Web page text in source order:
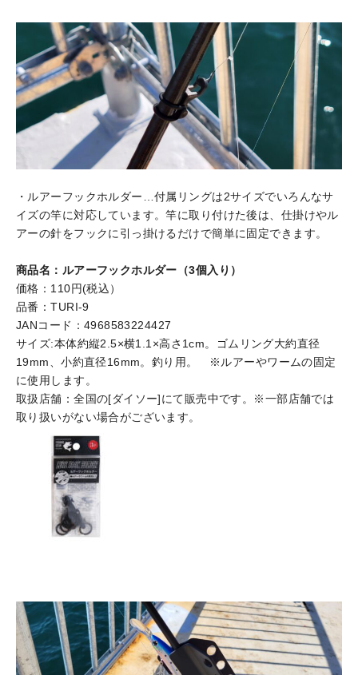
・ルアーフックホルダー…付属リングは2サイズでいろんなサ
イズの竿に対応しています。竿に取り付けた後は、仕掛けやル
アーの針をフックに引っ掛けるだけで簡単に固定できます。
商品名：ルアーフックホルダー（3個入り）
価格：110円(税込）
品番：TURI-9
JANコード：4968583224427
サイズ:本体約縦2.5×横1.1×高さ1cm。ゴムリング大約直径
19mm、小約直径16mm。釣り用。 ※ルアーやワームの固定
に使用します。
取扱店舗：全国の[ダイソー]にて販売中です。※一部店舗では
取り扱いがない場合がございます。